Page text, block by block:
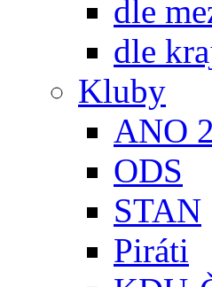
dle
dle
Kluby
ANO
ODS
STAN
Piráti